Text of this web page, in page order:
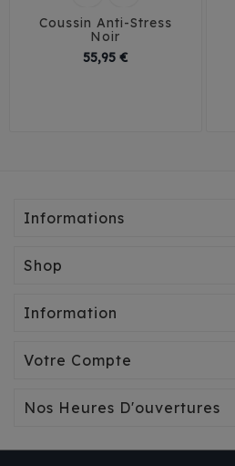
Coussin Anti-Stress
Noir
55,95 €Prix
Informations
Shop
Information
Votre Compte
Nos Heures D'ouvertures